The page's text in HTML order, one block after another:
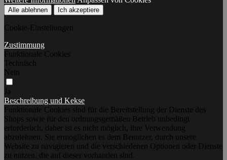
Alle ablehnen Ich akzeptiere
Cookie-Einstellungen
Zustimmung
Funktionale Cookies
Technisch
Nein
Ja
Beschreibung und Kekse
Funktionale Cookies sind für die Bereitstellung der Dienste des
Shops sowie für den ordnungsgemäßen Betrieb unbedingt
erforderlich, daher ist es nicht möglich, ihre Verwendung
abzulehnen. Sie ermöglichen es dem Benutzer, durch unsere
Website zu navigieren und die verschiedenen Optionen oder Dienste
zu nutzen, die auf dieser vorhanden sind.